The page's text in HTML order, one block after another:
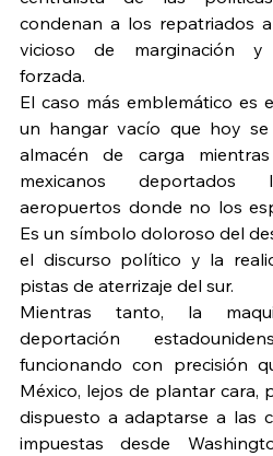
condenan a los repatriados
vicioso de marginación y
forzada.
El caso más emblemático es
un hangar vacío que hoy se
almacén de carga
mexicanos
aeropuertos donde no los
Es un símbolo doloroso del
el discurso político y la
pistas de aterrizaje del sur.
Mientras tanto, la
deportación
funcionando con precisión
México, lejos de plantar cara,
dispuesto a adaptarse a las
impuestas desde